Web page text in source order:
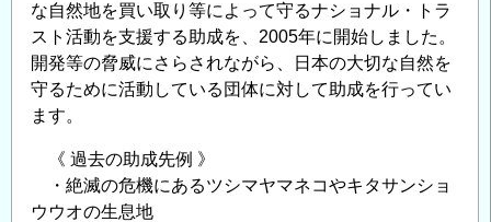
ー
ビ
ス
の
活
用
法」
コ
な自然地を買い取り等によって守るナショナル・トラ
スト活動を支援する助成を、2005年に開始しました。
開発等の脅威にさらされながら、日本の大切な自然を
守るために活動している団体に対して助成を行ってい
ます。
《 過去の助成先例 》
・絶滅の危機にあるツシマヤマネコやキタサンショ
ウウオの生息地